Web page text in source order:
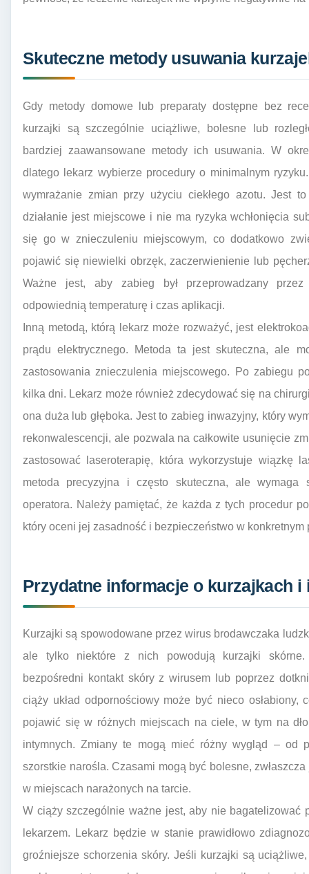
Skuteczne metody usuwania
Gdy metody domowe lub preparaty dostępne bez
kurzajki są szczególnie uciążliwe, bolesne lub
bardziej zaawansowane metody ich usuwania. W
dlatego lekarz wybierze procedury o minimalnym
wymrażanie zmian przy użyciu ciekłego azotu. Jest
działanie jest miejscowe i nie ma ryzyka wchłonięcia
się go w znieczuleniu miejscowym, co dodatkowo
pojawić się niewielki obrzęk, zaczerwienienie lub
Ważne jest, aby zabieg był przeprowadzany
odpowiednią temperaturę i czas aplikacji.
Inną metodą, którą lekarz może rozważyć, jest
prądu elektrycznego. Metoda ta jest skuteczna, ale
zastosowania znieczulenia miejscowego. Po zabiegu
kilka dni. Lekarz może również zdecydować się na
ona duża lub głęboka. Jest to zabieg inwazyjny, który
rekonwalescencji, ale pozwala na całkowite usunięcie
zastosować laseroterapię, która wykorzystuje wiązkę
metoda precyzyjna i często skuteczna, ale wymaga
operatora. Należy pamiętać, że każda z tych procedur
który oceni jej zasadność i bezpieczeństwo w konkretnym
Przydatne informacje o kurzajkach i
Kurzajki są spowodowane przez wirus brodawczaka
ale tylko niektóre z nich powodują kurzajki skórne.
bezpośredni kontakt skóry z wirusem lub poprzez
ciąży układ odpornościowy może być nieco
pojawić się w różnych miejscach na ciele, w tym na
intymnych. Zmiany te mogą mieć różny wygląd – od
szorstkie narośla. Czasami mogą być bolesne,
w miejscach narażonych na tarcie.
W ciąży szczególnie ważne jest, aby nie
lekarzem. Lekarz będzie w stanie prawidłowo
groźniejsze schorzenia skóry. Jeśli kurzajki są